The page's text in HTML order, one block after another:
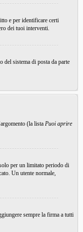
e per identificare certi
dei tuoi interventi.
sistema di posta da parte
(la lista Puoi aprire
per un limitato periodo di
Un utente normale,
sempre la firma a tutti